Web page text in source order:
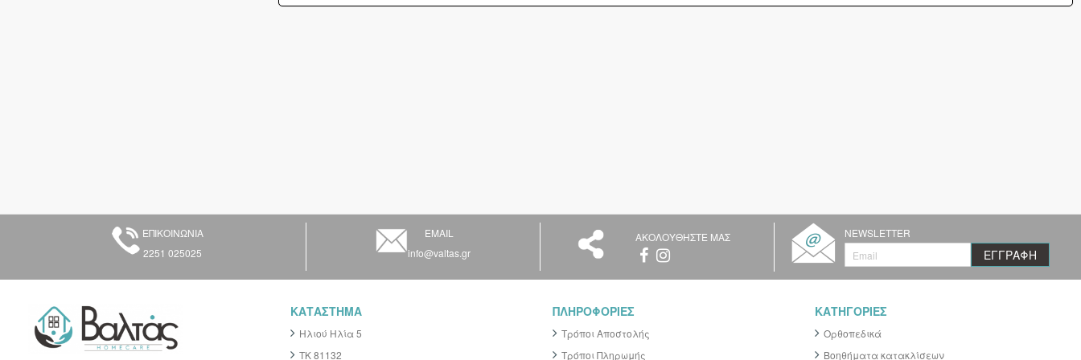
ΕΠΙΚΟΙΝΩΝΙΑ
2251 025025
EMAIL
info@valtas.gr
ΑΚΟΛΟΥΘΗΣΤΕ ΜΑΣ
NEWSLETTER
Ε
φ
σ
τ
ΕΓΓΡΑΦΉ
ΚΑΤΑΣΤΗΜΑ
Ηλιού Ηλία 5
ΤΚ 81132
ΠΛΗΡΟΦΟΡΙΕΣ
Τρόποι Αποστολής
Τρόποι Πληρωμής
ΚΑΤΗΓΟΡΙΕΣ
Ορθοπεδικά
Βοηθήματα κατακλίσεων